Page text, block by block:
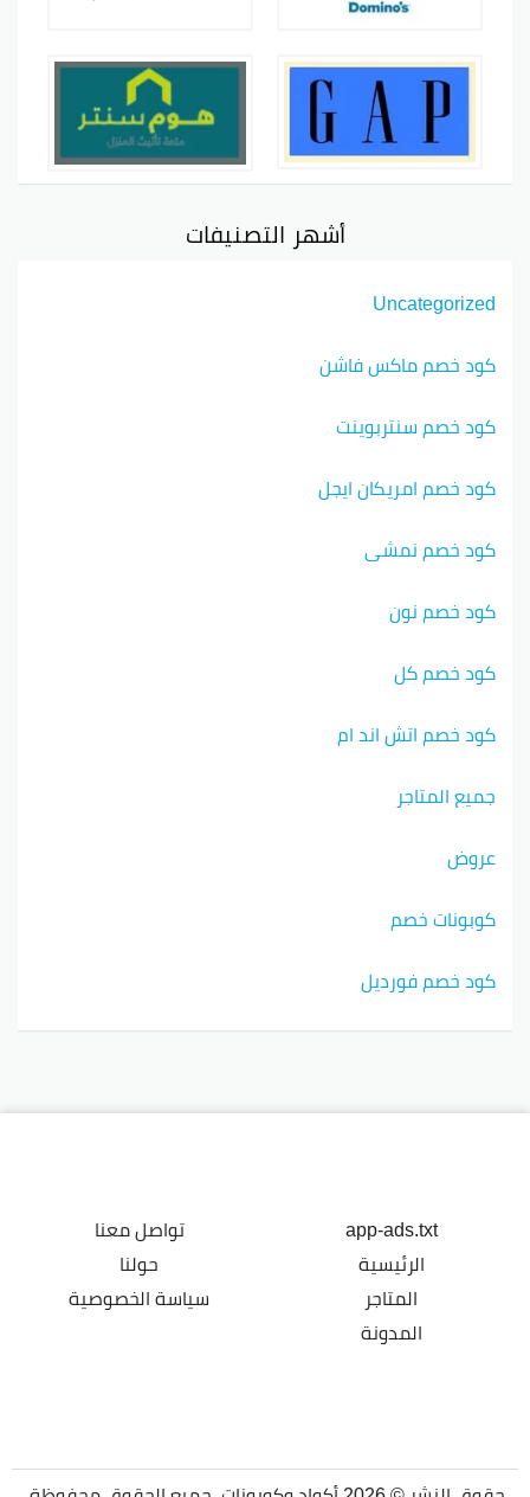
أشهر التصنيفات
Uncategorized
كود خصم ماكس فاشن
كود خصم سنتربوينت
كود خصم امريكان ايجل
كود خصم نمشي
كود خصم نون
كود خصم كل
كود خصم اتش اند ام
جميع المتاجر
عروض
كوبونات خصم
كود خصم فورديل
app-ads.txt
الرئيسية
المتاجر
المدونة
تواصل معنا
حولنا
سياسة الخصوصية